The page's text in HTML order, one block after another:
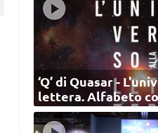
‘Q’ di Quasar -
lettera. Alfabeto